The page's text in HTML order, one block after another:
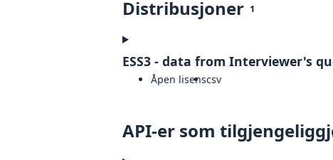
Distribusjoner 1
ESS3 - data from Interviewer's
Åpen lisenscsv
API-er som